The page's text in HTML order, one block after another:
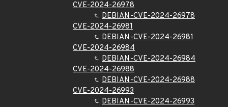
CVE-2024-26978
DEBIAN-CVE-2024-26978
CVE-2024-26981
DEBIAN-CVE-2024-26981
CVE-2024-26984
DEBIAN-CVE-2024-26984
CVE-2024-26988
DEBIAN-CVE-2024-26988
CVE-2024-26993
DEBIAN-CVE-2024-26993